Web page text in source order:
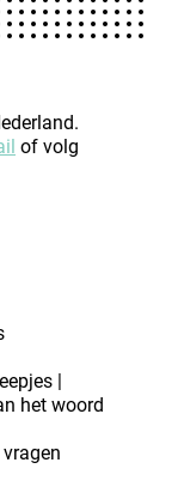
of volg
|
het woord